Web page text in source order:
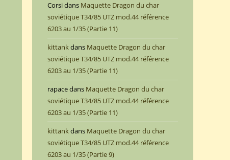
Corsidans Maquette Dragon du char
soviétique T34/85 UTZ mod.44 référence
6203 au 1/35 (Partie 11)
kittankdans Maquette Dragon du char
soviétique T34/85 UTZ mod.44 référence
6203 au 1/35 (Partie 11)
rapacedans Maquette Dragon du char
soviétique T34/85 UTZ mod.44 référence
6203 au 1/35 (Partie 11)
kittankdans Maquette Dragon du char
soviétique T34/85 UTZ mod.44 référence
6203 au 1/35 (Partie 9)